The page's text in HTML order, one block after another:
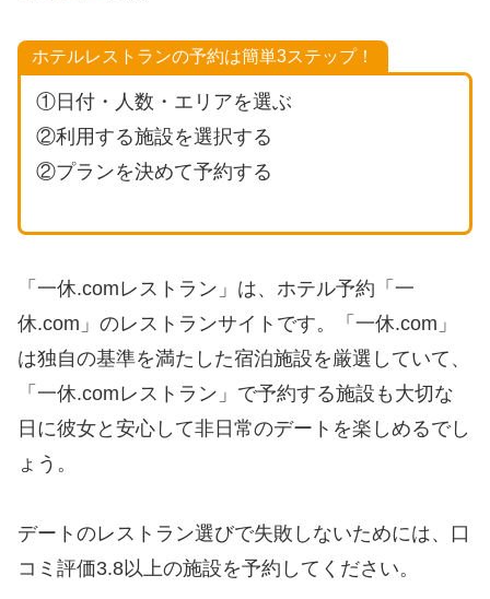
ホテルレストランの予約は簡単3ステップ！
①日付・人数・エリアを選ぶ
②利用する施設を選択する
②プランを決めて予約する
「一休.comレストラン」は、ホテル予約「一
休.com」のレストランサイトです。「一休.com」
は独自の基準を満たした宿泊施設を厳選していて、
「一休.comレストラン」で予約する施設も大切な
日に彼女と安心して非日常のデートを楽しめるでし
ょう。
デートのレストラン選びで失敗しないためには、口
コミ評価3.8以上の施設を予約してください。